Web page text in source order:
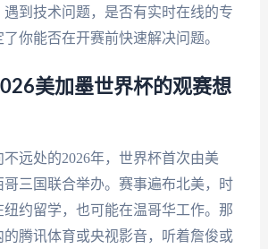
到技术问题，是否有实时在线的专
你能否在开赛前快速解决问题。
美加墨世界杯的观赛想
远处的2026年，世界杯首次由美
哥三国联合举办。赛事遍布北美，时
纽约留学，也可能在温哥华工作。那
的腾讯体育或央视影音，听着詹俊或